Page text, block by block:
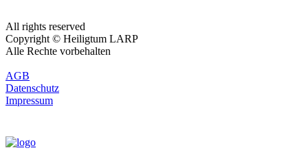
All rights reserved
Copyright © Heiligtum LARP
Alle Rechte vorbehalten
AGB
Datenschutz
Impressum